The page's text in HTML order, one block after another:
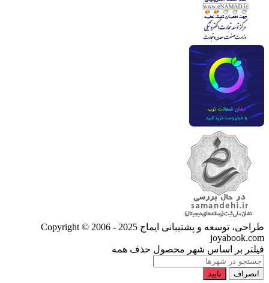
طراحی، توسعه و پشتیبانی ایماج Copyright © 2006 - 2025
joyabook.com
فیلتر بر اساس شهر محصول حذف همه
انصراف تایید